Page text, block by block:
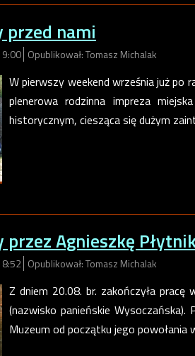
przed nami
Opublikował: Tomasz Michalak
W pierwszy weekend września już
plenerowa rodzinna impreza
historycznym, ciesząca się dużym
przez Agnieszkę
Opublikował: Tomasz Michalak
Z dniem 20.08. br. zakończyła
(nazwisko panieńskie
Muzeum od początku jego powołania